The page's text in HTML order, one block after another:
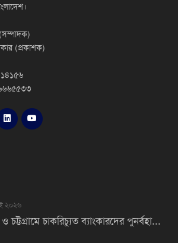
(প্রকাশক)
২০২৬
চট্টগ্রামে চাকরিচ্যুত ব্যাংকারদের পুনর্বহা...